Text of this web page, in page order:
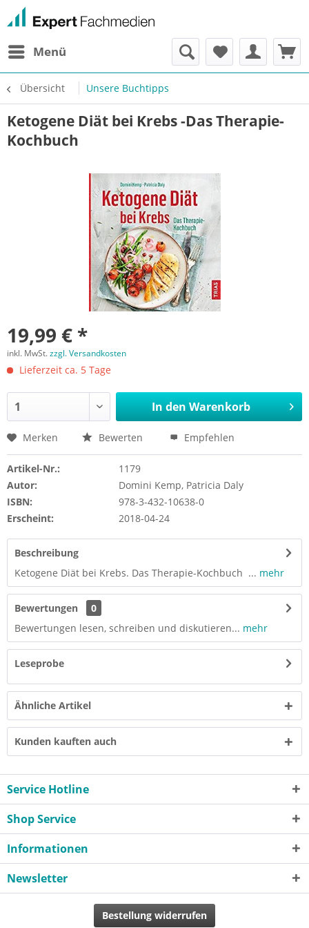
Menü
Übersicht Unsere Buchtipps
Ketogene Diät bei Krebs -Das Therapie-
Kochbuch
19,99 € *
inkl. MwSt.zzgl. Versandkosten
Lieferzeit ca. 5 Tage
In den Warenkorb
Merken Bewerten Empfehlen
Artikel-Nr.:
1179
Autor:
Domini Kemp, Patricia Daly
ISBN:
978-3-432-10638-0
Erscheint:
2018-04-24
Beschreibung
Ketogene Diät bei Krebs. Das Therapie-Kochbuch ... mehr
Bewertungen
0
Bewertungen lesen, schreiben und diskutieren... mehr
Leseprobe
Ähnliche Artikel
Kunden kauften auch
Service Hotline
Shop Service
Informationen
Newsletter
Bestellung widerrufen